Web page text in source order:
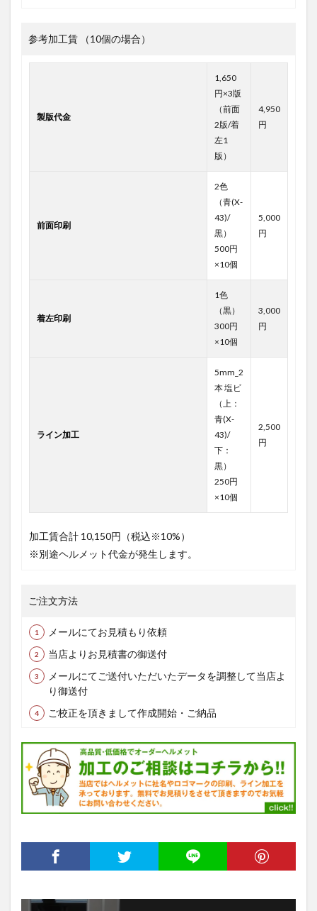
参考加工賃 （10個の場合）
製版代金
1,650
円×3版
（前面
2版/着
左1
版）
4,950
円
前面印刷
2色
（青(X-
43)/
黒）
500円
×10個
5,000
円
着左印刷
1色
（黒）
300円
×10個
3,000
円
ライン加工
5mm_2
本 塩ビ
（上：
青(X-
43)/
下：
黒）
250円
×10個
2,500
円
加工賃合計 10,150円（税込※10%）
※別途ヘルメット代金が発生します。
ご注文方法
メールにてお見積もり依頼
当店よりお見積書の御送付
メールにてご送付いただいたデータを調整して当店よ
り御送付
ご校正を頂きまして作成開始・ご納品